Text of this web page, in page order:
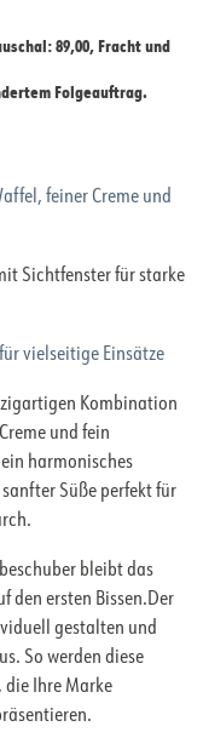
89,00, Fracht und
Folgeauftrag.
feiner Creme und
Sichtfenster für starke
vielseitige Einsätze
Kombination
und fein
harmonisches
Süße perfekt für
bleibt das
den ersten Bissen.Der
gestalten und
So werden diese
die Ihre Marke